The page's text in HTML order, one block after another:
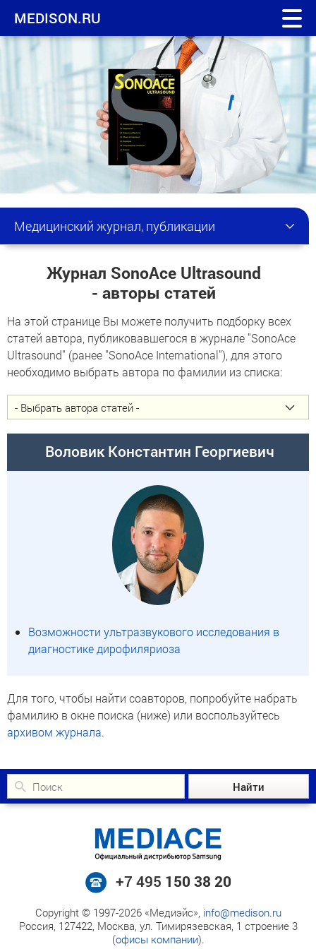
MEDISON.RU
Медицинский журнал, публикации
Журнал SonoAce Ultrasound
- авторы статей
На этой странице Вы можете получить подборку всех
статей автора, публиковавшегося в журнале "SonoAce
Ultrasound" (ранее "SonoAce International"), для этого
необходимо выбрать автора по фамилии из списка:
Воловик Константин Георгиевич
Возможности ультразвукового исследования в
диагностике дирофиляриоза
Для того, чтобы найти соавторов, попробуйте набрать
фамилию в окне поиска (ниже) или воспользуйтесь
архивом журнала.
+7 495 150 38 20
Copyright © 1997-2026 «Медиэйс», info@medison.ru
Россия, 127422, Москва, ул. Тимирязевская, 1 строение 3
(офисы компании).